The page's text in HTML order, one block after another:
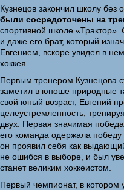
Кузнецов закончил школу без
были сосредоточены на
спортивной школе
и даже его брат, который
Евгением, вскоре увидел в
хоккея.
Первым тренером Кузнецова
заметил в юноше природные
свой юный возраст, Евгений
целеустремленность,
двух. Первая значимая
его команда одержала
он проявил себя как
не ошибся в выборе, и был
станет великим хоккеистом.
Первый чемпионат, в котором